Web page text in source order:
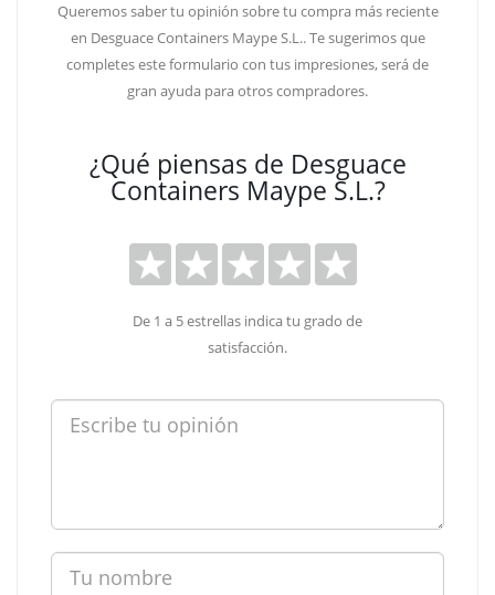
Queremos saber tu opinión sobre tu compra más reciente
en Desguace Containers Maype S.L.. Te sugerimos que
completes este formulario con tus impresiones, será de
gran ayuda para otros compradores.
¿Qué piensas de Desguace
Containers Maype S.L.?
De 1 a 5 estrellas indica tu grado de
satisfacción.